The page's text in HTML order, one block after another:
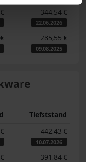
344,54 €
22.06.2026
285,55 €
09.08.2025
Tiefststand
442,43 €
10.07.2026
391,84 €